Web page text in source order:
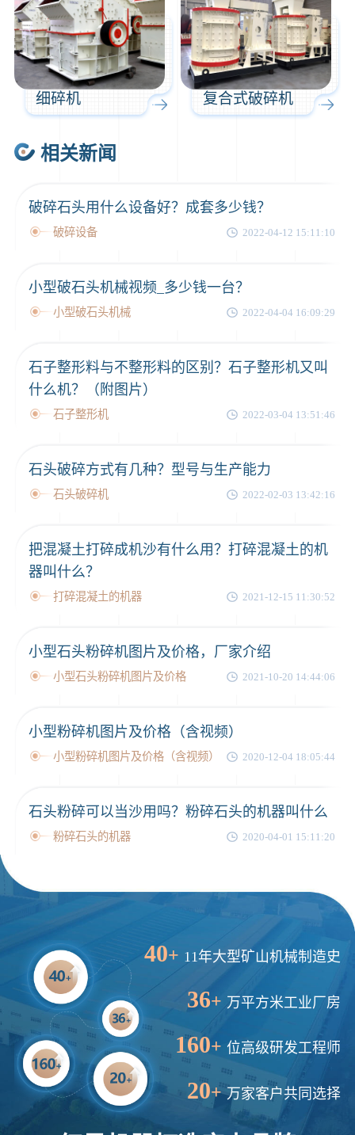
细碎机 复合式破碎机
相关新闻
破碎石头用什么设备好？成套多少钱？
破碎设备 2022-04-12 15:11:10
小型破石头机械视频_多少钱一台？
小型破石头机械 2022-04-04 16:09:29
石子整形料与不整形料的区别？石子整形机又叫
什么机？（附图片）
石子整形机 2022-03-04 13:51:46
石头破碎方式有几种？型号与生产能力
石头破碎机 2022-02-03 13:42:16
把混凝土打碎成机沙有什么用？打碎混凝土的机
器叫什么？
打碎混凝土的机器 2021-12-15 11:30:52
小型石头粉碎机图片及价格，厂家介绍
小型石头粉碎机图片及价格 2021-10-20 14:44:06
小型粉碎机图片及价格（含视频）
小型粉碎机图片及价格（含视频） 2020-12-04 18:05:44
石头粉碎可以当沙用吗？粉碎石头的机器叫什么
粉碎石头的机器 2020-04-01 15:11:20
40+ 11年大型矿山机械制造史
36+ 万平方米工业厂房
160+ 位高级研发工程师
20+ 万家客户共同选择